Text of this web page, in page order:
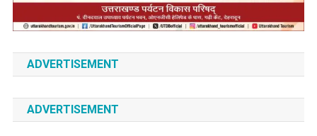
ADVERTISEMENT
ADVERTISEMENT